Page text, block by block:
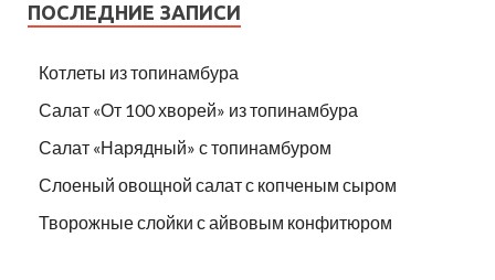
ПОСЛЕДНИЕ ЗАПИСИ
Котлеты из топинамбура
Салат «От 100 хворей» из топинамбура
Салат «Нарядный» с топинамбуром
Слоеный овощной салат с копченым сыром
Творожные слойки с айвовым конфитюром